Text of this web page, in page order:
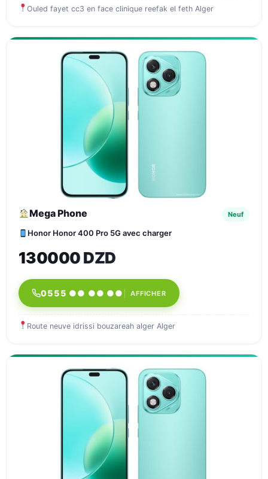
Ouled fayet cc3 en face clinique reefak el feth Alger
Mega Phone Neuf
Honor Honor 400 Pro 5G avec charger
130000 DZD
0555 ●● ●● ●● AFFICHER
Route neuve idrissi bouzareah alger Alger